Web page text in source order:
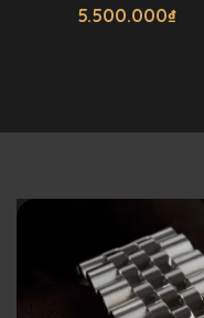
5.500.000₫